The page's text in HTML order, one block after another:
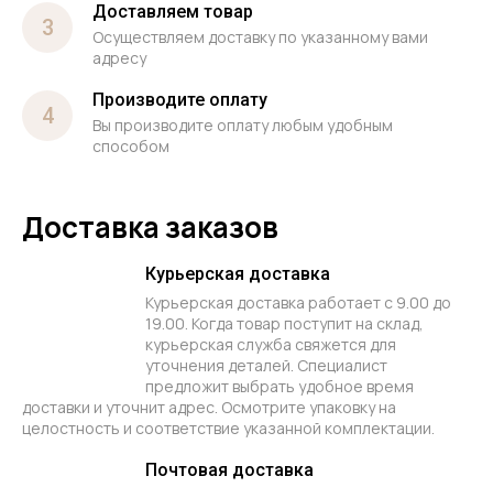
3
Доставляем товар
Осуществляем доставку по указанному вами
адресу
4
Производите оплату
Вы производите оплату любым удобным
способом
Доставка заказов
Курьерская доставка
Курьерская доставка работает с 9.00 до
19.00. Когда товар поступит на склад,
курьерская служба свяжется для
уточнения деталей. Специалист
предложит выбрать удобное время
доставки и уточнит адрес. Осмотрите упаковку на
целостность и соответствие указанной комплектации.
Почтовая доставка